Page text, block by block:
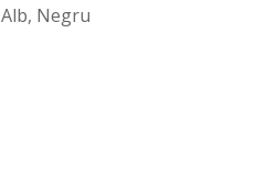
Alb, Negru